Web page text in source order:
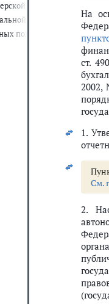
отчетности при
бухгалтерской
положениях учетной
На
ст.
2002,
1.
См.
2.